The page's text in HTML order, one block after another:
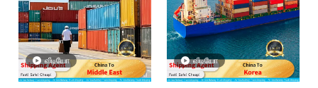
வீடியோ வீடியோ